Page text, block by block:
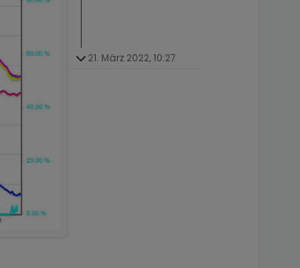
21. März 2022, 10:27